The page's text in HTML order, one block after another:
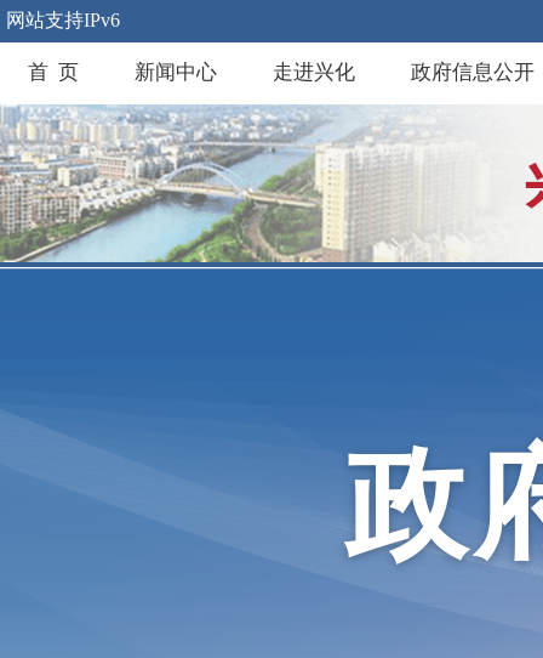
网站支持IPv6
首 页 新闻中心 走进兴化 政府信息公开
政